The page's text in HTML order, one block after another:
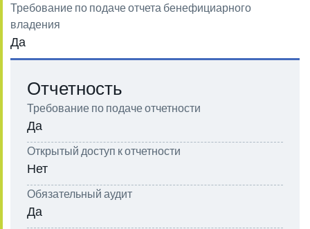
Требование по подаче отчета бенефициарного
владения
Да
Отчетность
Требование по подаче отчетности
Да
Открытый доступ к отчетности
Нет
Обязательный аудит
Да